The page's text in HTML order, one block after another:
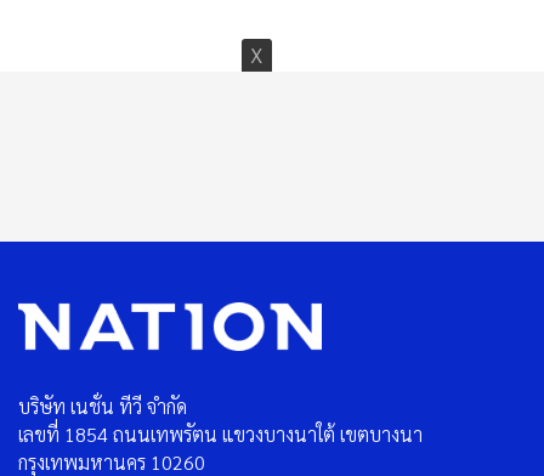
บริษัท เนชั่น ทีวี จำกัด
เลขที่ 1854 ถนนเทพรัตน แขวงบางนาใต้ เขตบางนา
กรุงเทพมหานคร 10260